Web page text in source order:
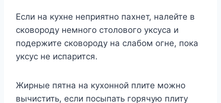
Если на кухне неприятно пахнет, налейте в
сковороду немного столового уксуса и
подержите сковороду на слабом огне, пока
уксус не испарится.
Жирные пятна на кухонной плите можно
вычистить, если посыпать горячую плиту